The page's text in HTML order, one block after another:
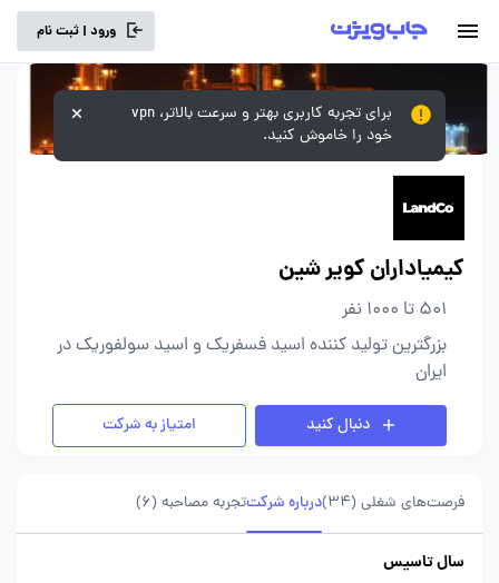
ورود | ثبت نام
کیمیاداران کویر شین
501 تا 1000 نفر
بزرگترین تولید کننده اسید فسفریک و اسید سولفوریک در
ایران
دنبال کنید امتیاز به شرکت
فرصت‌های شغلی (34) درباره شرکتتجربه مصاحبه (6)
سال تاسیس
برای تجربه کاربری بهتر و سرعت بالاتر، vpn
خود را خاموش کنید.